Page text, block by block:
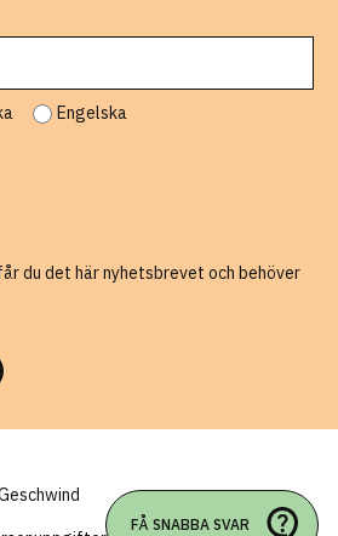
Engelska
du det här nyhetsbrevet och behöver
LINKEDIN
OSS PÅ YOUTUBE
FÅ SNABBA SVAR